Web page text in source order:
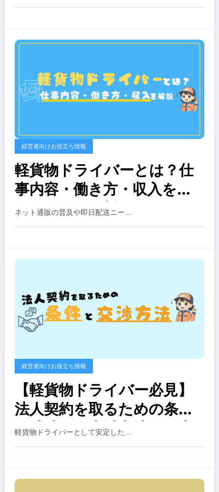
10項
経営者向けお役立ち情報
軽貨物ドライバーとは？仕
事内容・働き方・収入をわ
かりやすく解説！
ネット通販の普及や即日配送ニー…
経営者向けお役立ち情報
【軽貨物ドライバー必見】
法人契約を取るための条件
と成功する交渉方法を徹底
解説！
軽貨物ドライバーとして安定した…